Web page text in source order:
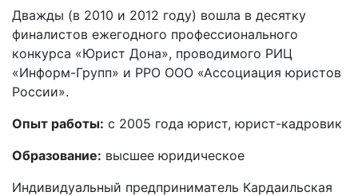
Дважды (в 2010 и 2012 году) вошла в десятку
финалистов ежегодного профессионального
конкурса «Юрист Дона», проводимого РИЦ
«Информ-Групп» и РРО ООО «Ассоциация юристов
России».
Опыт работы: с 2005 года юрист, юрист-кадровик
Образование: высшее юридическое
Индивидуальный предприниматель Кардаильская